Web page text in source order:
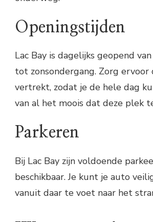
Openingstijden
Lac Bay is dagelijks geopend
tot zonsondergang. Zorg
vertrekt, zodat je de hele dag
van al het moois dat deze plek
Parkeren
Bij Lac Bay zijn voldoende
beschikbaar. Je kunt je auto
vanuit daar te voet naar het